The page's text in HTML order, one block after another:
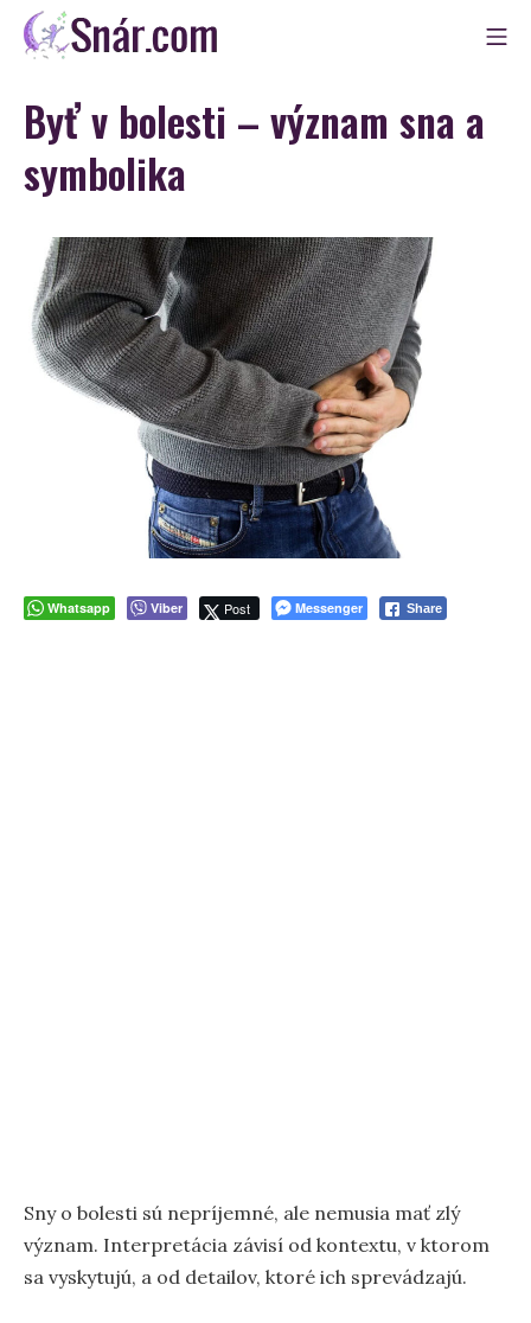
Skip
Snár
Byť v bolesti – význam sna a
symbolika
Whatsapp Viber Post Messenger Share
Sny o bolesti sú nepríjemné, ale nemusia mať zlý
význam. Interpretácia závisí od kontextu, v ktorom
sa vyskytujú, a od detailov, ktoré ich sprevádzajú.